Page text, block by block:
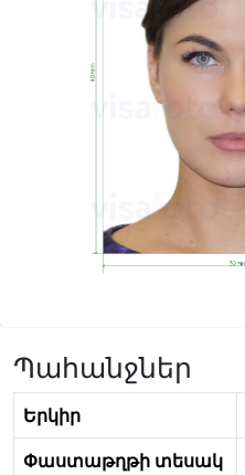
Պահանջներ
Երկիր
Փաստաթղթի տեսակ